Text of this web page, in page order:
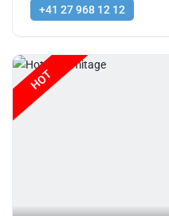
+41 27 968 12 12
HOT